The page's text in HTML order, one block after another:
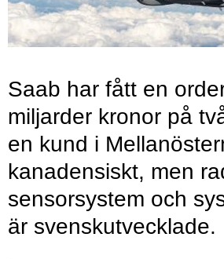
Saab har fått en
miljarder kronor på
en kund i
kanadensiskt, men
sensorsystem och
är svenskutvecklade.